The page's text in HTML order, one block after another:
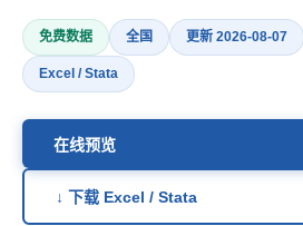
免费数据 全国 更新 2026-08-07
Excel / Stata
在线预览
↓ 下载 Excel / Stata